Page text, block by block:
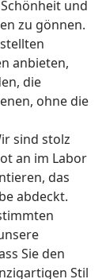
und
zu gönnen.
anbieten,
die
ohne die
sind stolz
an im Labor
das
abdeckt.
Sie den
Stil